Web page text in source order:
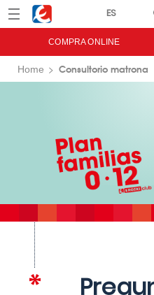
Menú Eroski
COMPRA ONLINE
Home Consultorio matrona